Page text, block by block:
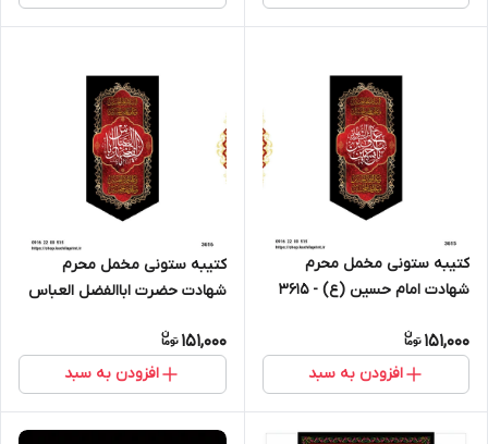
کتیبه ستونی مخمل محرم
شهادت امام حسین (ع) - 3615
151,000
افزودن به سبد
کتیبه ستونی مخمل محرم
شهادت حضرت اباالفضل العباس
151,000
افزودن به سبد